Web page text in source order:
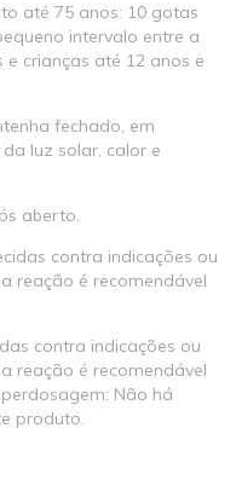
até 75 anos: 10 gotas
intervalo entre a
crianças até 12 anos e
fechado, em
luz solar, calor e
aberto.
contra indicações ou
reação é recomendável
contra indicações ou
reação é recomendável
Não há
produto.